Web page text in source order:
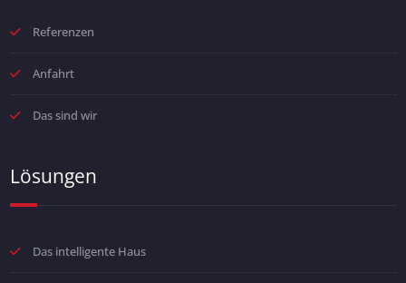
Referenzen
Anfahrt
Das sind wir
Lösungen
Das intelligente Haus